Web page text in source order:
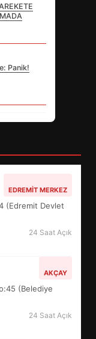
Panik!
EDREMIT MERKEZ
(Edremit Devlet
24 Saat Açık
AKÇAY
(Belediye
24 Saat Açık
NE
TÜRKİYE
SÜRE